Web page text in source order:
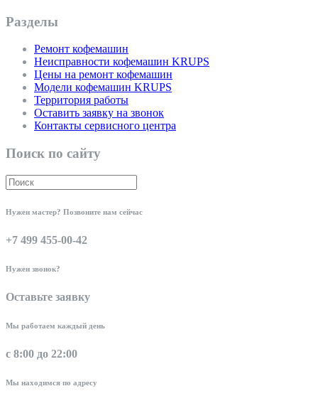
Разделы
Ремонт кофемашин
Неисправности кофемашин KRUPS
Цены на ремонт кофемашин
Модели кофемашин KRUPS
Территория работы
Оставить заявку на звонок
Контакты сервисного центра
Поиск по сайту
Нужен мастер? Позвоните нам сейчас
+7 499 455-00-42
Нужен звонок?
Оставьте заявку
Мы работаем каждый день
с 8:00 до 22:00
Мы находимся по адресу